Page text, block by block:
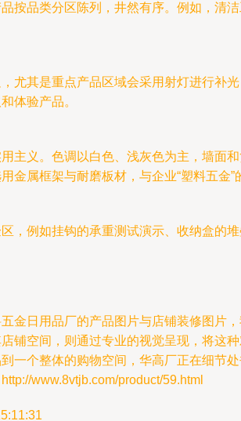
按品类分区陈列，井然有序。例如，清
尤其是重点产品区域会采用射灯进行补
体验产品。
主义。色调以白色、浅灰色为主，墙面
金属框架与耐磨板材，与企业“塑料五金”
，例如挂钩的承重测试演示、收纳盒的
金日用品厂的产品图片与店铺装修图片
铺空间，则通过专业的视觉呈现，将这
一个整体的购物空间，华高厂正在细节
www.8vtjb.com/product/59.html